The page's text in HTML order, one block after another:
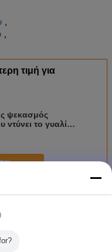
,
,
τιμή για
ψεκασμός
ντύνει το γυαλί
σιδήρου